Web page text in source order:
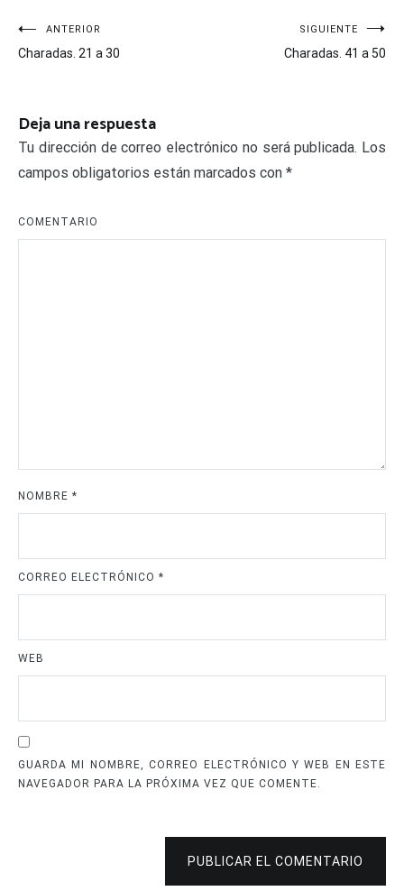
Navegación
de
ANTERIOR
Charadas. 21 a 30
SIGUIENTE
Charadas. 41 a 50
Deja una respuesta
Tu dirección de correo electrónico no será publicada. Los
campos obligatorios están marcados con *
COMENTARIO
NOMBRE *
CORREO ELECTRÓNICO *
WEB
GUARDA MI NOMBRE, CORREO ELECTRÓNICO Y WEB EN ESTE
NAVEGADOR PARA LA PRÓXIMA VEZ QUE COMENTE.
PUBLICAR EL COMENTARIO